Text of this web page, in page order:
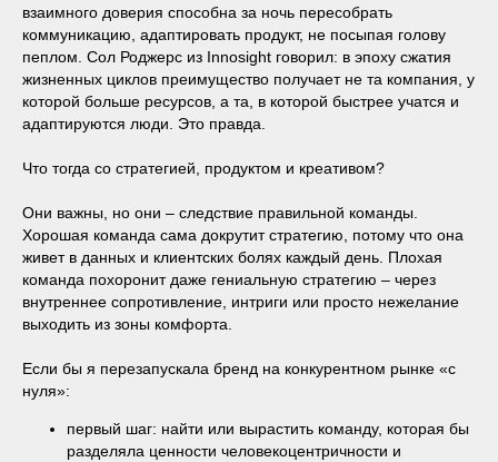
взаимного доверия способна за ночь пересобрать
коммуникацию, адаптировать продукт, не посыпая голову
пеплом. Сол Роджерс из Innosight говорил: в эпоху сжатия
жизненных циклов преимущество получает не та компания, у
которой больше ресурсов, а та, в которой быстрее учатся и
адаптируются люди. Это правда.
Что тогда со стратегией, продуктом и креативом?
Они важны, но они – следствие правильной команды.
Хорошая команда сама докрутит стратегию, потому что она
живет в данных и клиентских болях каждый день. Плохая
команда похоронит даже гениальную стратегию – через
внутреннее сопротивление, интриги или просто нежелание
выходить из зоны комфорта.
Если бы я перезапускала бренд на конкурентном рынке «с
нуля»:
первый шаг: найти или вырастить команду, которая бы
разделяла ценности человекоцентричности и